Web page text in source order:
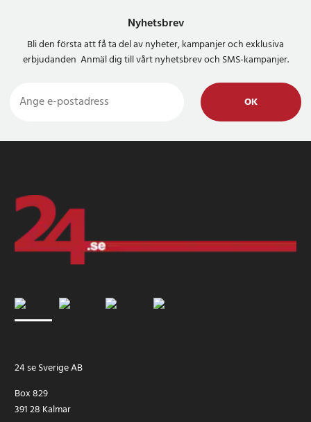
Nyhetsbrev
Bli den första att få ta del av nyheter, kampanjer och exklusiva
erbjudanden Anmäl dig till vårt nyhetsbrev och SMS-kampanjer.
OK
24 se Sverige AB
Box 829
391 28 Kalmar